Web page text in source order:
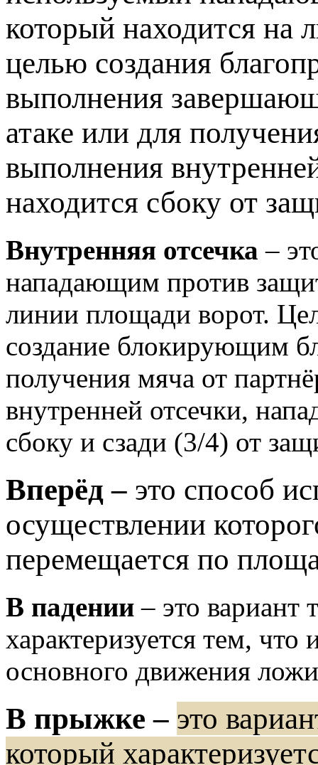
который находится на
целью создания
выполнения
атаке или для
выполнения
находится сбоку от
Внутренняя отсечка –
нападающим против
линии площади ворот.
создание блокирующим
получения мяча от
внутренней отсечки,
сбоку и сзади (3/4) от
Вперёд – это способ
осуществлении
перемещается по
В падении – это вариант
характеризуется тем,
основного движения
В прыжке – это
который